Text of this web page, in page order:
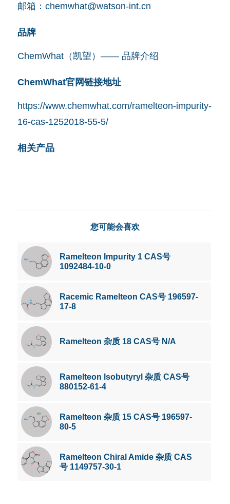
邮箱： chemwhat@watson-int.cn
品牌
ChemWhat（凯望）—— 品牌介绍
ChemWhat官网链接地址
https://www.chemwhat.com/ramelteon-impurity-
16-cas-1252018-55-5/
相关产品
您可能会喜欢
Ramelteon Impurity 1 CAS号
1092484-10-0
Racemic Ramelteon CAS号 196597-
17-8
Ramelteon 杂质 18 CAS号 N/A
Ramelteon lsobutyryl 杂质 CAS号
880152-61-4
Ramelteon 杂质 15 CAS号 196597-
80-5
Ramelteon Chiral Amide 杂质 CAS
号 1149757-30-1